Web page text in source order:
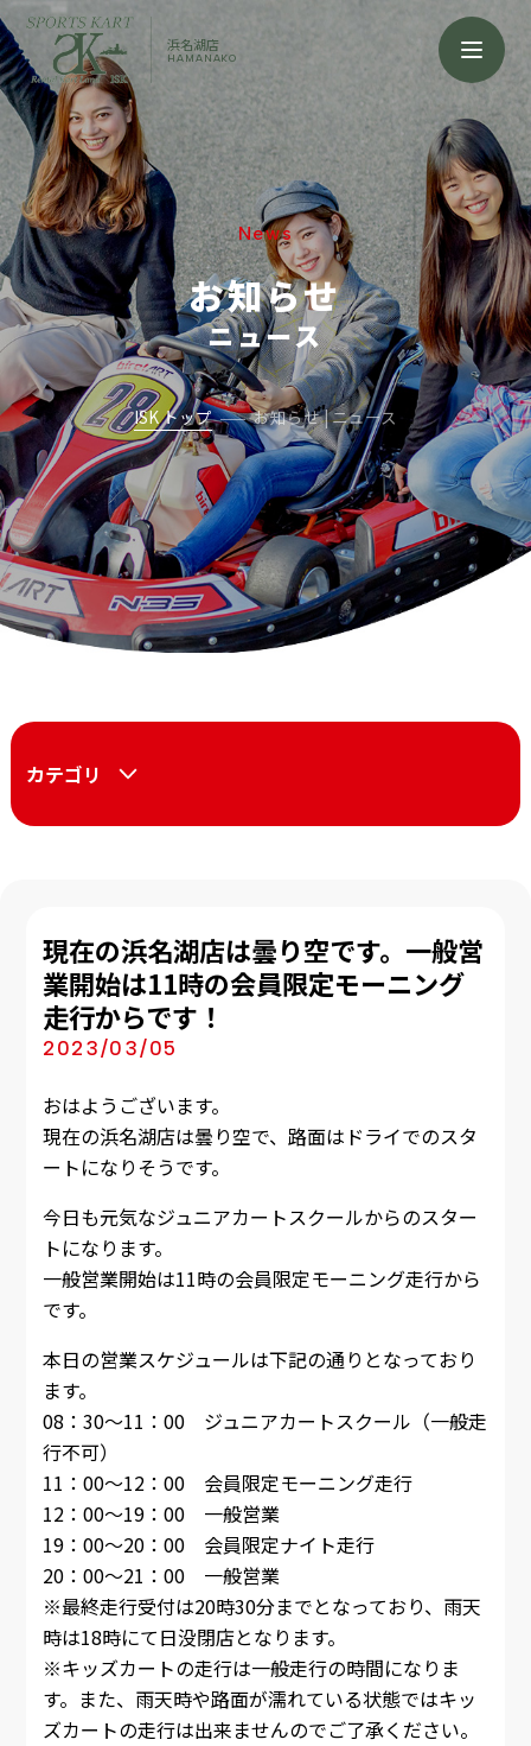
浜名湖店
HAMANAKO
News
お知らせ
ニュース
ISK トップ お知らせ | ニュース
カテゴリ
現在の浜名湖店は曇り空です。一般営
業開始は11時の会員限定モーニング
走行からです！
2023/03/05
おはようございます。
現在の浜名湖店は曇り空で、路面はドライでのスタ
ートになりそうです。
今日も元気なジュニアカートスクールからのスター
トになります。
一般営業開始は11時の会員限定モーニング走行から
です。
本日の営業スケジュールは下記の通りとなっており
ます。
08：30～11：00 ジュニアカートスクール（一般走
行不可）
11：00～12：00 会員限定モーニング走行
12：00～19：00 一般営業
19：00～20：00 会員限定ナイト走行
20：00～21：00 一般営業
※最終走行受付は20時30分までとなっており、雨天
時は18時にて日没閉店となります。
※キッズカートの走行は一般走行の時間になりま
す。また、雨天時や路面が濡れている状態ではキッ
ズカートの走行は出来ませんのでご了承ください。